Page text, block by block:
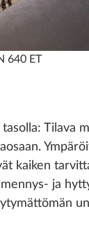
640 ET
Tilava
kaiken
ja